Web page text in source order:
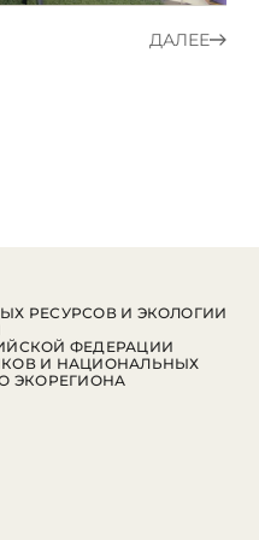
ДАЛЕЕ
РЕСУРСОВ И ЭКОЛОГИИ
ФЕДЕРАЦИИ
И НАЦИОНАЛЬНЫХ
ЭКОРЕГИОНА